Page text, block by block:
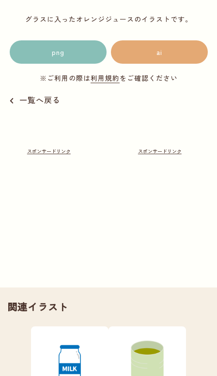
グラスに入ったオレンジジュースのイラストです。
png ai
※ご利用の際は利用規約をご確認ください
一覧へ戻る
関連イラスト